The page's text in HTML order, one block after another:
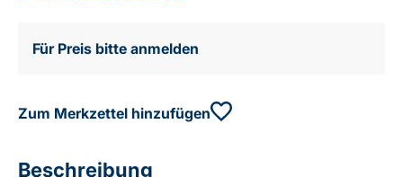
Für Preis bitte anmelden
Zum Merkzettel hinzufügen
Beschreibung